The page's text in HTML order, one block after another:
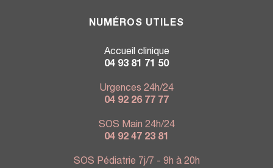
NUMÉROS UTILES
Accueil clinique
04 93 81 71 50
Urgences 24h/24
04 92 26 77 77
SOS Main 24h/24
04 92 47 23 81
SOS Pédiatrie 7j/7 - 9h à 20h